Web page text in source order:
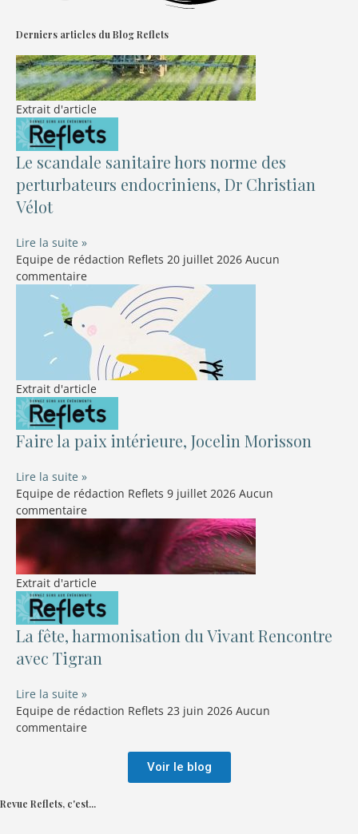
Derniers articles du Blog Reflets
Extrait d'article
Le scandale sanitaire hors norme des
perturbateurs endocriniens, Dr Christian
Vélot
Lire la suite »
Equipe de rédaction Reflets 20 juillet 2026 Aucun
commentaire
Extrait d'article
Faire la paix intérieure, Jocelin Morisson
Lire la suite »
Equipe de rédaction Reflets 9 juillet 2026 Aucun
commentaire
Extrait d'article
La fête, harmonisation du Vivant Rencontre
avec Tigran
Lire la suite »
Equipe de rédaction Reflets 23 juin 2026 Aucun
commentaire
Voir le blog
Revue Reflets, c'est...